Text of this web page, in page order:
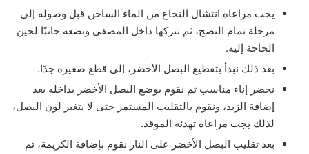
يجب مراعاة انتشال النخاع من الماء الساخن قبل وصوله إلى
مرحلة تمام النضج، ثم نتركها داخل المصفى ونضعه جانبًا لحين
الحاجة إليه.
بعد ذلك نبدأ بتقطيع البصل الأخضر، إلى قطع صغيرة جدًا.
نحضر إناء مناسب ثم نقوم بوضع البصل الأخضر بداخله بعد
إضافة الزبد، ونقوم بالتقليب المستمر حتى لا يتغير لون البصل،
لذلك يجب مراعاة تهدئة الموقد.
بعد تقليب البصل الأخضر على النار نقوم بإضافة الكريمة، ثم